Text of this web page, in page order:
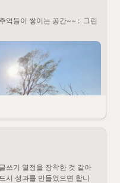
하여 우리는 새벽 5시에
찍어도 예술 그 잡채였다.
억들이 쌓이는 공간~~ :  그린
쓰기 열정을 장착한 것 같아
시 성과를 만들었으면 합니